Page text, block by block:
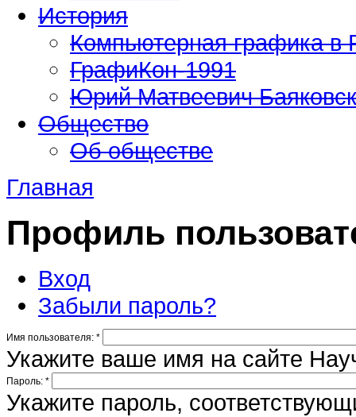
История
Компьютерная графика в
ГрафиКон-1991
Юрий Матвеевич
Общество
Об обществе
Главная
Профиль
Вход
Забыли пароль?
Имя пользователя: *
Укажите ваше имя на сайте
Пароль: *
Укажите пароль,